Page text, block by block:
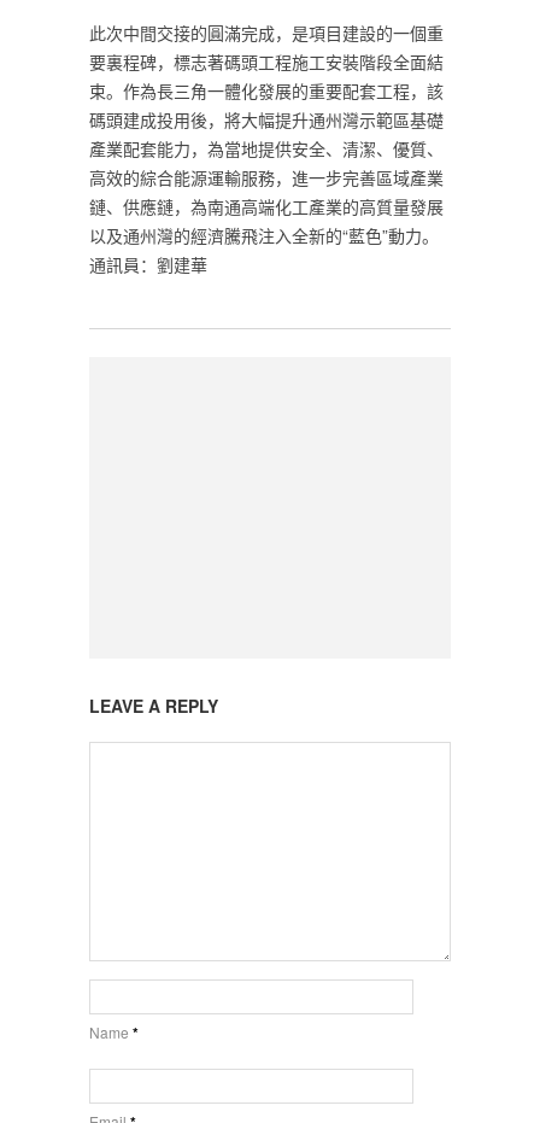
此次中間交接的圓滿完成，是項目建設的一個重
要裏程碑，標志著碼頭工程施工安裝階段全面結
束。作為長三角一體化發展的重要配套工程，該
碼頭建成投用後，將大幅提升通州灣示範區基礎
產業配套能力，為當地提供安全、清潔、優質、
高效的綜合能源運輸服務，進一步完善區域產業
鏈、供應鏈，為南通高端化工產業的高質量發展
以及通州灣的經濟騰飛注入全新的“藍色”動力。
通訊員：劉建華
LEAVE A REPLY
Name *